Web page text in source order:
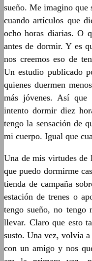
sueño. Me imagino que
cuando artículos que
ocho horas diarias. O
antes de dormir. Y es
nos creemos eso de
Un estudio publicado
quienes duermen
más jóvenes. Así
intento dormir diez
tengo la sensación de
mi cuerpo. Igual que
Una de mis virtudes de
que puedo dormirme
tienda de campaña
estación de trenes o
tengo sueño, no tengo
llevar. Claro que esto
susto. Una vez, volvía a
con un amigo y nos